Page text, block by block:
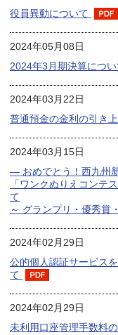
役員異動について
2024年05月08日
2024年3月期決算につい
2024年03月22日
普通預金の金利の引き
2024年03月15日
― おめでとう！西九州
「ワンクぬりえコンテ
て
～ グランプリ・優秀賞
2024年02月29日
公的個人認証サービス
て
2024年02月29日
未利用口座管理手数料